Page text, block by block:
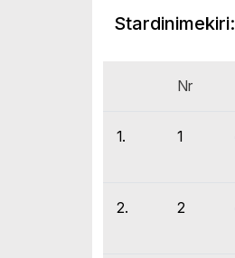
Stardinimekiri:
Nr
1. 1
2. 2